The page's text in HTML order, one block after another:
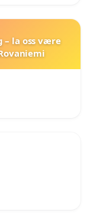
– la oss være